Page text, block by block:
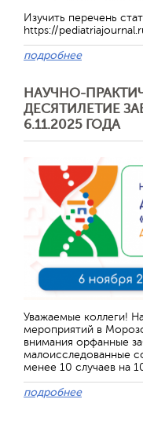
Изучить перечень
https://
подробнее
НАУЧНО-
ДЕСЯТИЛЕТИЕ
6.11.2025 ГОДА
Уважаемые коллеги!
мероприятий в
внимания орфанные
малоисследованные
менее 10 случаев на
подробнее